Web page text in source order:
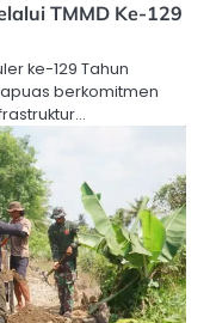
TMMD Ke-129
ke-129 Tahun
berkomitmen